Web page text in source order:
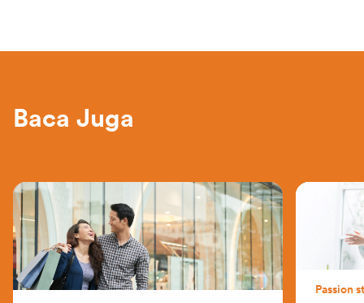
Baca Juga
Passion